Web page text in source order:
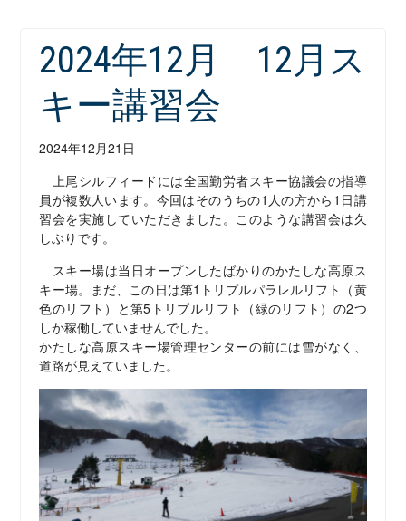
2024年12月 12月ス
キー講習会
2024年12月21日
上尾シルフィードには全国勤労者スキー協議会の指導
員が複数人います。今回はそのうちの1人の方から1日講
習会を実施していただきました。このような講習会は久
しぶりです。
スキー場は当日オープンしたばかりのかたしな高原ス
キー場。まだ、この日は第1トリプルパラレルリフト（黄
色のリフト）と第5トリプルリフト（緑のリフト）の2つ
しか稼働していませんでした。
かたしな高原スキー場管理センターの前には雪がなく、
道路が見えていました。